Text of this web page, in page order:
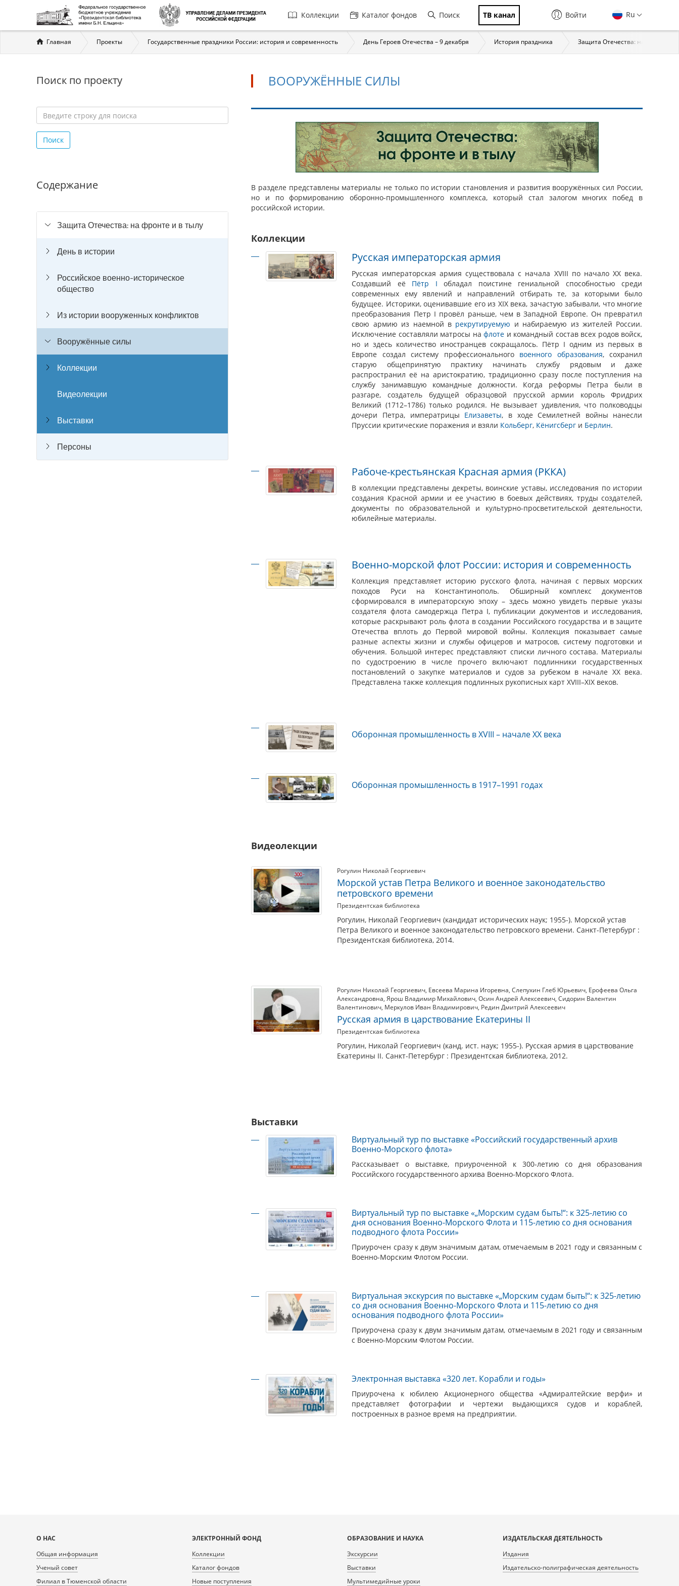
Главная
навигация
Коллекции Каталог фондов Поиск ТВ канал Ru
Войти
Вы
здесь
Главная Проекты Государственные праздники России: история и современность День Героев Отечества – 9 декабря История праздника Защита Отечества: на фронте и
Поиск по проекту
строку
для
Поиск
Содержание
Защита Отечества: на фронте и в тылу
День в истории
Российское военно-историческое
общество
Из истории вооруженных конфликтов
Вооружённые силы
Коллекции
Видеолекции
Выставки
Персоны
ВООРУЖЁННЫЕ СИЛЫ
Вооружённые
В разделе представлены материалы не только по истории становления и развития вооружённых сил России,
но и по формированию оборонно-промышленного комплекса, который стал залогом многих побед в
российской истории.
Коллекции
Русская императорская армия
Русская императорская армия существовала с начала XVIII по начало XX века.
Создавший её Пётр I обладал поистине гениальной способностью среди
современных ему явлений и направлений отбирать те, за которыми было
будущее. Историки, оценивавшие его из XIX века, зачастую забывали, что многие
преобразования Петр I провёл раньше, чем в Западной Европе. Он превратил
свою армию из наемной в рекрутируемую и набираемую из жителей России.
Исключение составляли матросы нафлоте и командный состав всех родов войск,
но и здесь количество иностранцев сокращалось. Пётр I одним из первых в
Европе создал систему профессионального военного образования, сохранил
старую общепринятую практику начинать службу рядовым и даже
распространил её на аристократию, традиционно сразу после поступления на
службу занимавшую командные должности. Когда реформы Петра были в
разгаре, создатель будущей образцовой прусской армии король Фридрих
Великий (1712–1786) только родился. Не вызывает удивления, что полководцы
дочери Петра, императрицы Елизаветы, в ходе Семилетней войны нанесли
Пруссии критические поражения и взяли Кольберг, Кёнигсберг и Берлин.
Рабоче-крестьянская Красная армия (РККА)
В коллекции представлены декреты, воинские уставы, исследования по истории
создания Красной армии и ее участию в боевых действиях, труды создателей,
документы по образовательной и культурно-просветительской деятельности,
юбилейные материалы.
Военно-морской флот России: история и современность
Коллекция представляет историю русского флота, начиная с первых морских
походов Руси на Константинополь. Обширный комплекс документов
сформировался в императорскую эпоху – здесь можно увидеть первые указы
создателя флота самодержца Петра I, публикации документов и исследования,
которые раскрывают роль флота в создании Российского государства и в защите
Отечества вплоть до Первой мировой войны. Коллекция показывает самые
разные аспекты жизни и службы офицеров и матросов, систему подготовки и
обучения. Большой интерес представляют списки личного состава. Материалы
по судостроению в числе прочего включают подлинники государственных
постановлений о закупке материалов и судов за рубежом в начале XX века.
Представлена также коллекция подлинных рукописных карт XVIII–XIX веков.
Оборонная промышленность в XVIII – начале XX века
Оборонная промышленность в 1917–1991 годах
Видеолекции
Рогулин Николай Георгиевич
Морской устав Петра Великого и военное законодательство
петровского времени
Президентская библиотека
Рогулин, Николай Георгиевич (кандидат исторических наук; 1955-). Морской устав
Петра Великого и военное законодательство петровского времени. Санкт-Петербург :
Президентская библиотека, 2014.
Рогулин Николай Георгиевич, Евсеева Марина Игоревна, Слепухин Глеб Юрьевич, Ерофеева Ольга
Александровна, Ярош Владимир Михайлович, Осин Андрей Алексеевич, Сидорин Валентин
Валентинович, Меркулов Иван Владимирович, Редин Дмитрий Алексеевич
Русская армия в царствование Екатерины II
Президентская библиотека
Рогулин, Николай Георгиевич (канд. ист. наук; 1955-). Русская армия в царствование
Екатерины II. Санкт-Петербург : Президентская библиотека, 2012.
Выставки
Виртуальный тур по выставке «Российский государственный архив
Военно-Морского флота»
Рассказывает о выставке, приуроченной к 300-летию со дня образования
Российского государственного архива Военно-Морского Флота.
Виртуальный тур по выставке «„Морским судам быть!“: к 325-летию со
дня основания Военно-Морского Флота и 115-летию со дня основания
подводного флота России»
Приурочен сразу к двум значимым датам, отмечаемым в 2021 году и связанным с
Военно-Морским Флотом России.
Виртуальная экскурсия по выставке «„Морским судам быть!“: к 325-летию
со дня основания Военно-Морского Флота и 115-летию со дня
основания подводного флота России»
Приурочена сразу к двум значимым датам, отмечаемым в 2021 году и связанным
с Военно-Морским Флотом России.
Электронная выставка «320 лет. Корабли и годы»
Приурочена к юбилею Акционерного общества «Адмиралтейские верфи» и
представляет фотографии и чертежи выдающихся судов и кораблей,
построенных в разное время на предприятии.
Карта
сайта
О НАС
Общая информация
Ученый совет
Филиал в Тюменской области
ЭЛЕКТРОННЫЙ ФОНД
Коллекции
Каталог фондов
Новые поступления
ОБРАЗОВАНИЕ И НАУКА
Экскурсии
Выставки
Мультимедийные уроки
ИЗДАТЕЛЬСКАЯ ДЕЯТЕЛЬНОСТЬ
Издания
Издательско-полиграфическая деятельность